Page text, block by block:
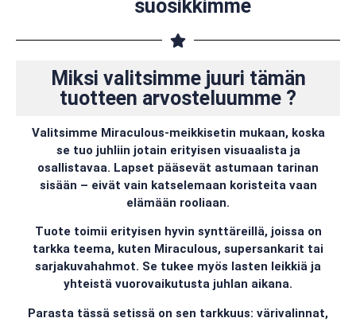
suosikkimme
Miksi valitsimme juuri tämän
tuotteen arvosteluumme ?
Valitsimme Miraculous-meikkisetin mukaan, koska
se tuo juhliin jotain erityisen visuaalista ja
osallistavaa. Lapset pääsevät astumaan tarinan
sisään – eivät vain katselemaan koristeita vaan
elämään rooliaan.
Tuote toimii erityisen hyvin synttäreillä, joissa on
tarkka teema, kuten Miraculous, supersankarit tai
sarjakuvahahmot. Se tukee myös lasten leikkiä ja
yhteistä vuorovaikutusta juhlan aikana.
Parasta tässä setissä on sen tarkkuus: värivalinnat,